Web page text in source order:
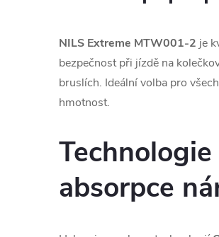
NILS Extreme MTW001-2 je
bezpečnost při jízdě na
bruslích. Ideální volba pro
hmotnost.
absorpce